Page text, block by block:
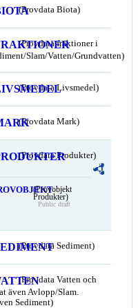
(Provdata Biota)
(Provdata fraktioner i
Slam/Vatten/Grundvatten)
(Provdata Livsmedel)
(Provdata Mark)
(Provdata Produkter)
(Provobjekt
Produkter)
Public draft
(Provdata Sediment)
(Provdata Vatten och
även Avlopp/Slam.
Sediment)